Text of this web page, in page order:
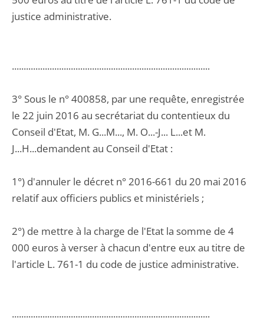
justice administrative.
....................................................................................
3° Sous le n° 400858, par une requête, enregistrée
le 22 juin 2016 au secrétariat du contentieux du
Conseil d'Etat, M. G...M..., M. O...-J... L...et M.
J...H...demandent au Conseil d'Etat :
1°) d'annuler le décret n° 2016-661 du 20 mai 2016
relatif aux officiers publics et ministériels ;
2°) de mettre à la charge de l'Etat la somme de 4
000 euros à verser à chacun d'entre eux au titre de
l'article L. 761-1 du code de justice administrative.
....................................................................................